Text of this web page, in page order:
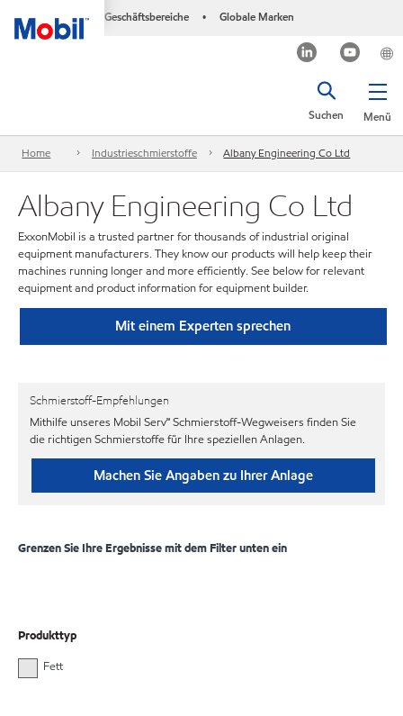
Geschäftsbereiche • Globale Marken
Menü
Suchen
Home Industrieschmierstoffe Albany Engineering Co Ltd
Albany Engineering Co Ltd
ExxonMobil is a trusted partner for thousands of industrial original
equipment manufacturers. They know our products will help keep their
machines running longer and more efficiently. See below for relevant
equipment and product information for equipment builder.
Mit einem Experten sprechen
Schmierstoff-Empfehlungen
Mithilfe unseres Mobil Serv℠ Schmierstoff-Wegweisers finden Sie
die richtigen Schmierstoffe für Ihre speziellen Anlagen.
Machen Sie Angaben zu Ihrer Anlage
Grenzen Sie Ihre Ergebnisse mit dem Filter unten ein
Produkttyp
Fett